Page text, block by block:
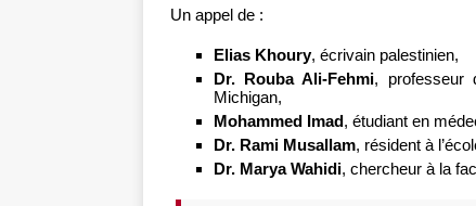
Un appel de :
Elias Khoury, écrivain palestinien,
Dr. Rouba Ali-Fehmi, professeur
Michigan,
Mohammed Imad, étudiant en
Dr. Rami Musallam, résident à
Dr. Marya Wahidi, chercheur à la